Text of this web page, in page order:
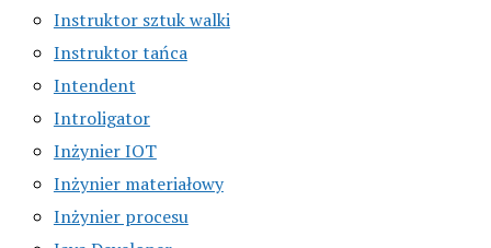
Instruktor sztuk walki
Instruktor tańca
Intendent
Introligator
Inżynier IOT
Inżynier materiałowy
Inżynier procesu